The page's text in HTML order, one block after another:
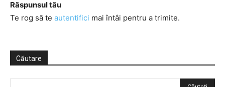
Răspunsul tău
Te rog să te autentifici mai întâi pentru a trimite.
Căutare